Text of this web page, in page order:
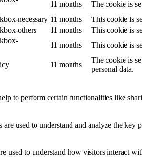
11 months
The cookie is
necessary 11 months
This cookie is
others
11 months
This cookie is
11 months This cookie is
11 months
The cookie is
personal data.
to perform certain functionalities like
are used to understand and analyze the
used to understand how visitors interact